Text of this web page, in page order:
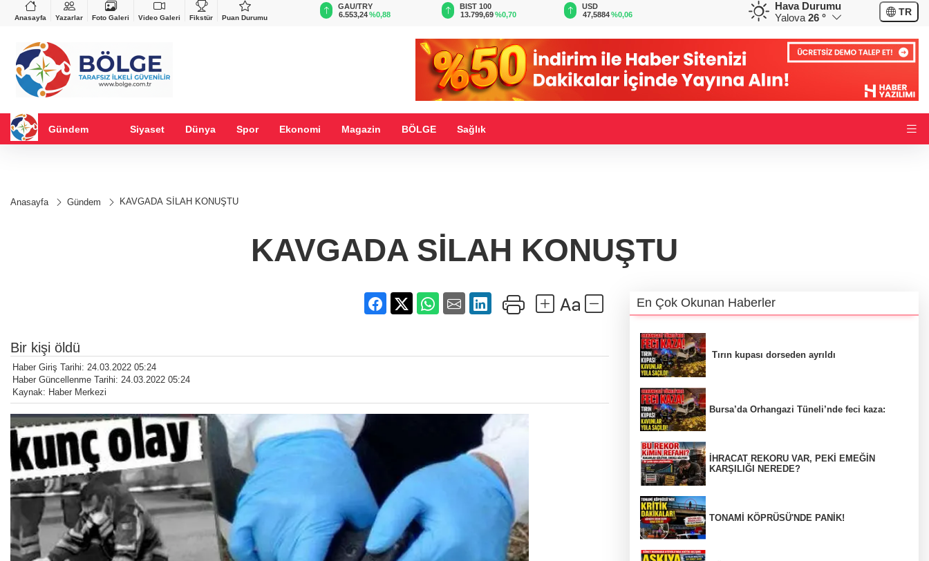
Anasayfa Yazarlar Foto Galeri Video Galeri Fikstür Puan Durumu
%0,37
VND
0,0018
%0,31
GAU/TRY
6.553,24%0,88
BIST 100
13.799,69%0,70
USD
47,5884%0,06
EUR
55,0514 %0,09 %0,21
CHF
58,8310
Hava Durumu
Yalova 26 ° TR
Gündem Siyaset Dünya Spor Ekonomi Magazin BÖLGE Sağlık
Anasayfa Gündem KAVGADA SİLAH KONUŞTU
KAVGADA SİLAH KONUŞTU
Bir kişi öldü
Haber Giriş Tarihi: 24.03.2022 05:24
Haber Güncellenme Tarihi: 24.03.2022 05:24
Kaynak: Haber Merkezi
En Çok Okunan Haberler
Tırın kupası dorseden ayrıldı
Bursa’da Orhangazi Tüneli’nde feci kaza:
İHRACAT REKORU VAR, PEKİ EMEĞİN
KARŞILIĞI NEREDE?
TONAMİ KÖPRÜSÜ'NDE PANİK!